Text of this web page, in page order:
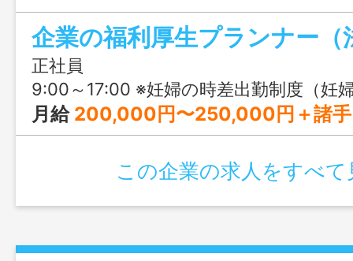
なしだから、子育て世代が働きやすい環
す◎
企業の福利厚生プランナー（
正社員
9:00～17:00 ※妊婦の時差出勤制度（妊婦の場合、始業・終業を30分繰り下げ・繰り上げ可能） ※育児短時間勤務（小学校6年生まで
月給 200,000円〜250,000円＋諸手当＋
この企業の求人をすべて